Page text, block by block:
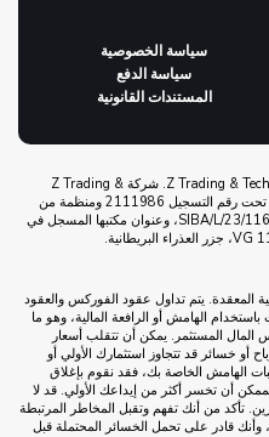
سياسة الخصوصية
سياسة الدفع
المستندات القانونية
ZitaPlus هي علامة تجارية لشركة Z Trading & Technology Inc. شركة Z Trading &
Technology مسجلة في جزر العذراء البريطانية تحت رقم التسجيل 2111986 ومنظمة من
قبل لجنة الخدمات المالية بموجب ترخيص رقم SIBA/L/23/1162، وعنوان مكتبها المسجل في
المعقدة. يتم تداول عقود الفوركس والعقود
الهامش أو الرافعة المالية، وهو ما
المستثمر. يمكن أن تتقلب أسعار
أو خسائر قد تتجاوز استثمارك الأولي أو
الهامش الخاصة بك، فقد نقوم بإغلاق
أن تخسر أكثر من إيداعك الأولي. قد لا
تأكد من أنك تفهم وتقبل المخاطر المرتبطة
وأنك قادر على تحمل الخسائر المحتملة قبل